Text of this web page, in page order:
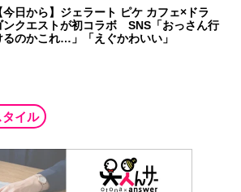
今日から】ジェラート ピケ カフェ×ドラ
ンクエストが初コラボ SNS「おっさん行
るのかこれ…」「えぐかわいい」
イル